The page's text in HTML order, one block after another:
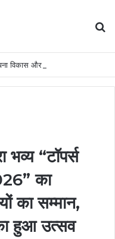
भव्य “टॉपर्स
का
का सम्मान,
हुआ उत्सव